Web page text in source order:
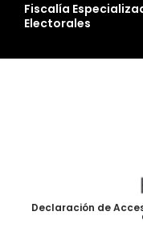
Fiscalía
Electorales
Declaración de